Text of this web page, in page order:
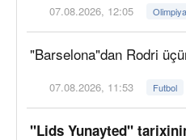
07.08.2026, 12:05
"Barselona"dan Rodri
07.08.2026, 11:53 Futbol
"Lids Yunayted"